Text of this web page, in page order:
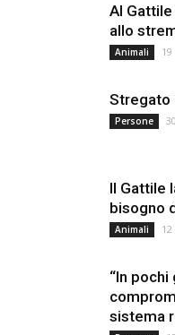
Al
allo
Animali
Stregato
Persone
Il Gattile
bisogno
Animali
“In
sistema